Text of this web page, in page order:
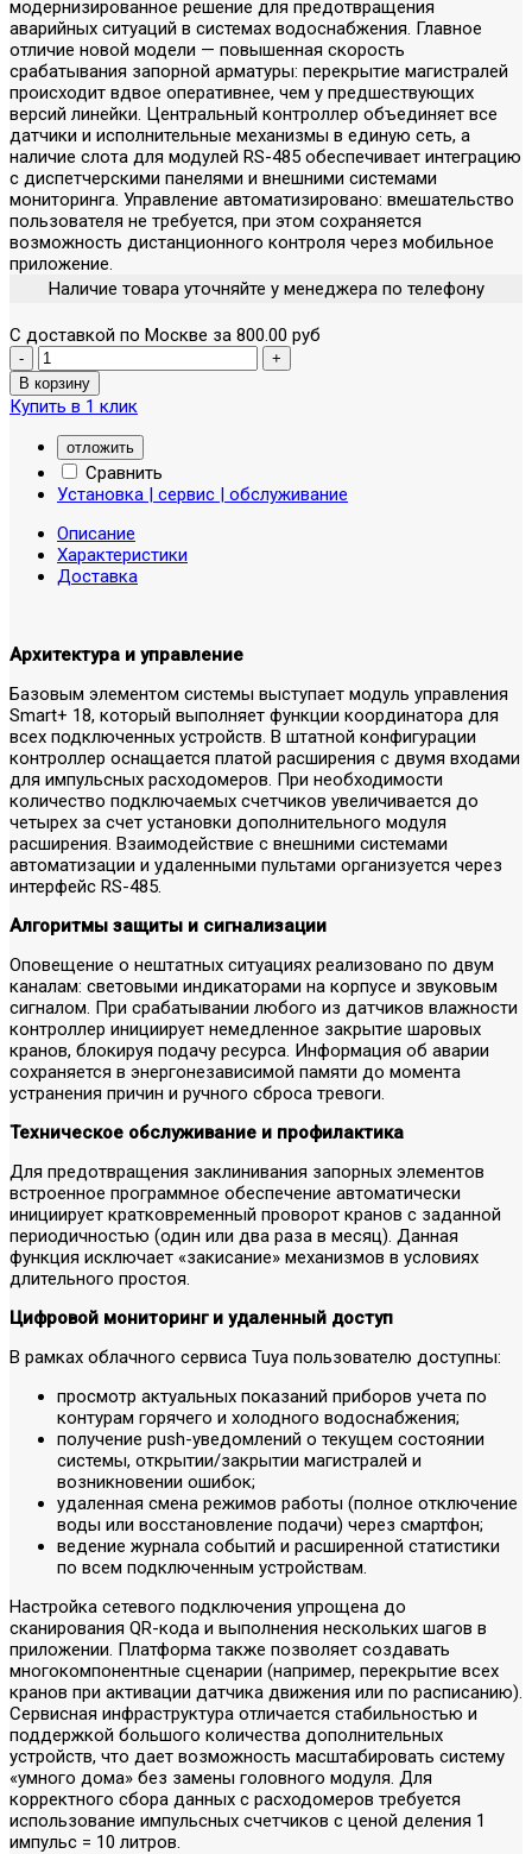
модернизированное решение для предотвращения
аварийных ситуаций в системах водоснабжения. Главное
отличие новой модели — повышенная скорость
срабатывания запорной арматуры: перекрытие магистралей
происходит вдвое оперативнее, чем у предшествующих
версий линейки. Центральный контроллер объединяет все
датчики и исполнительные механизмы в единую сеть, а
наличие слота для модулей RS-485 обеспечивает интеграцию
с диспетчерскими панелями и внешними системами
мониторинга. Управление автоматизировано: вмешательство
пользователя не требуется, при этом сохраняется
возможность дистанционного контроля через мобильное
приложение.
Наличие товара уточняйте у менеджера по телефону
С доставкой по Москве за 800.00 руб
Купить в 1 клик
отложить
Сравнить
Установка | сервис | обслуживание
Описание
Характеристики
Доставка
Архитектура и управление
Базовым элементом системы выступает модуль управления
Smart+ 18, который выполняет функции координатора для
всех подключенных устройств. В штатной конфигурации
контроллер оснащается платой расширения с двумя входами
для импульсных расходомеров. При необходимости
количество подключаемых счетчиков увеличивается до
четырех за счет установки дополнительного модуля
расширения. Взаимодействие с внешними системами
автоматизации и удаленными пультами организуется через
интерфейс RS-485.
Алгоритмы защиты и сигнализации
Оповещение о нештатных ситуациях реализовано по двум
каналам: световыми индикаторами на корпусе и звуковым
сигналом. При срабатывании любого из датчиков влажности
контроллер инициирует немедленное закрытие шаровых
кранов, блокируя подачу ресурса. Информация об аварии
сохраняется в энергонезависимой памяти до момента
устранения причин и ручного сброса тревоги.
Техническое обслуживание и профилактика
Для предотвращения заклинивания запорных элементов
встроенное программное обеспечение автоматически
инициирует кратковременный проворот кранов с заданной
периодичностью (один или два раза в месяц). Данная
функция исключает «закисание» механизмов в условиях
длительного простоя.
Цифровой мониторинг и удаленный доступ
В рамках облачного сервиса Tuya пользователю доступны:
просмотр актуальных показаний приборов учета по
контурам горячего и холодного водоснабжения;
получение push-уведомлений о текущем состоянии
системы, открытии/закрытии магистралей и
возникновении ошибок;
удаленная смена режимов работы (полное отключение
воды или восстановление подачи) через смартфон;
ведение журнала событий и расширенной статистики
по всем подключенным устройствам.
Настройка сетевого подключения упрощена до
сканирования QR-кода и выполнения нескольких шагов в
приложении. Платформа также позволяет создавать
многокомпонентные сценарии (например, перекрытие всех
кранов при активации датчика движения или по расписанию).
Сервисная инфраструктура отличается стабильностью и
поддержкой большого количества дополнительных
устройств, что дает возможность масштабировать систему
«умного дома» без замены головного модуля. Для
корректного сбора данных с расходомеров требуется
использование импульсных счетчиков с ценой деления 1
импульс = 10 литров.